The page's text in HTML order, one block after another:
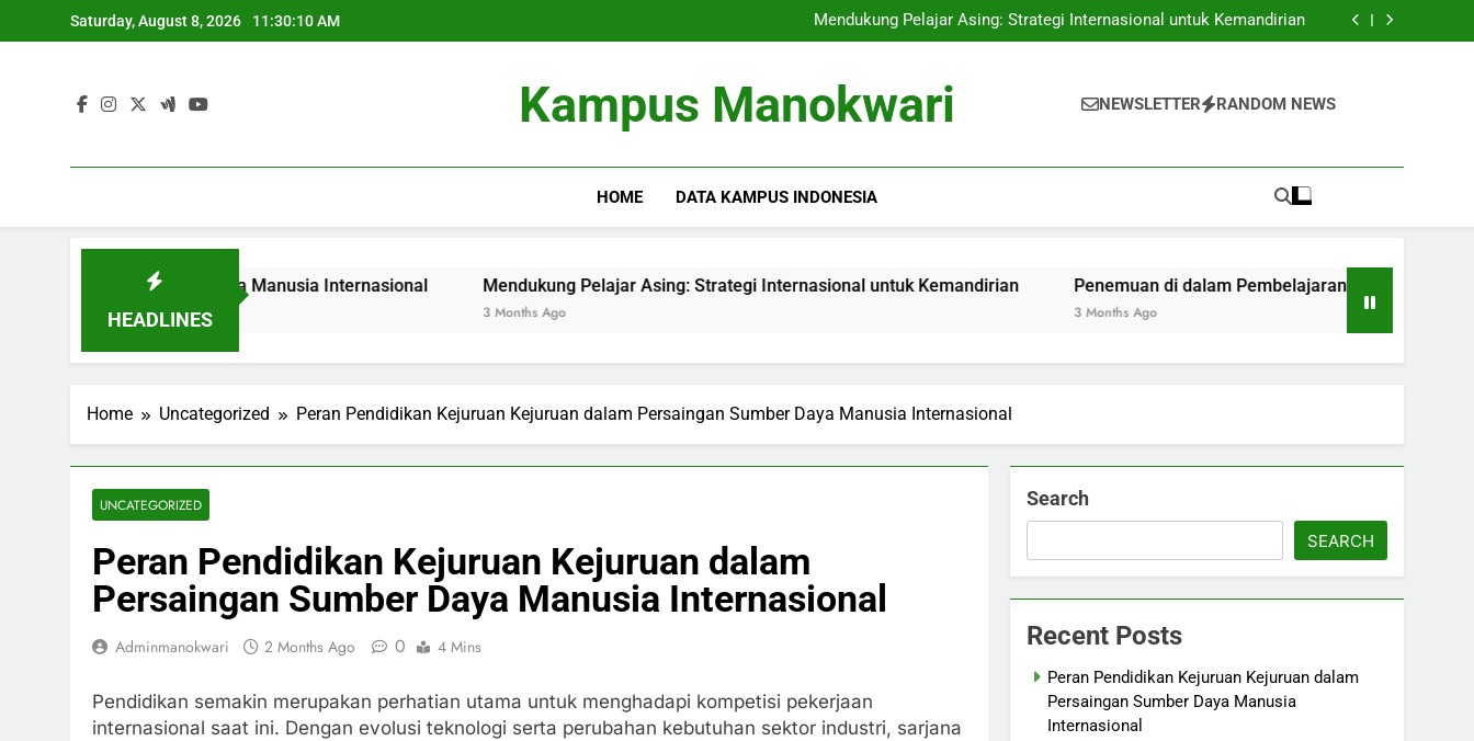
to
Saturday, August 8, 2026 11:30:11 AM
Manusia Internasional
Mendukung Pelajar Asing: Strategi Internasional untuk Kemandirian
Penemuan di dalam Pembelajaran: Keuntungan Pembelajaran Hibrida pada
Manusia Internasional
Mendukung Pelajar Asing: Strategi Internasional untuk Kemandirian
Penemuan di dalam Pembelajaran: Keuntungan Pembelajaran Hibrida pada
Kampus Manokwari NEWSLETTER RANDOM NEWS
HOME DATA KAMPUS INDONESIA
HEADLINES
Sumber Daya Manusia Internasional Mendukung Pelajar Asing: Strategi Internasional untuk Kemandirian Penemuan di dalam Pembelajaran: Keuntungan
Home Uncategorized Peran Pendidikan Kejuruan Kejuruan dalam Persaingan Sumber Daya Manusia Internasional
UNCATEGORIZED
Peran Pendidikan Kejuruan Kejuruan dalam
Persaingan Sumber Daya Manusia Internasional
Adminmanokwari 2 Months Ago 0 4 Mins
Pendidikan semakin merupakan perhatian utama untuk menghadapi kompetisi pekerjaan
internasional saat ini. Dengan evolusi teknologi serta perubahan kebutuhan sektor industri, sarjana
Search
SEARCH
Recent Posts
Peran Pendidikan Kejuruan Kejuruan dalam
Persaingan Sumber Daya Manusia
Internasional